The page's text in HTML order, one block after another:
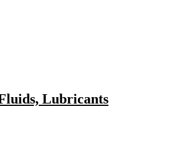
Lubricants